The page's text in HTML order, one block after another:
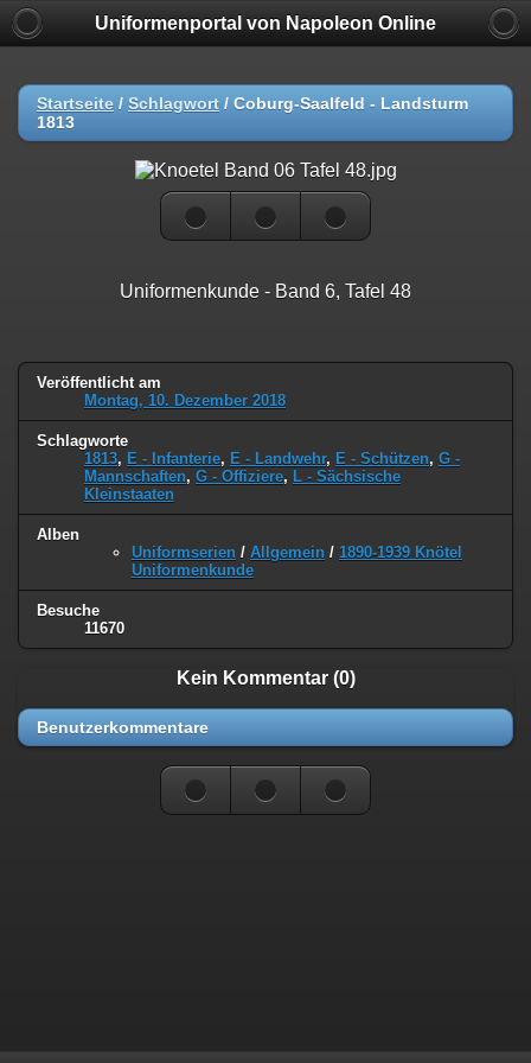
Uniformenportal von Napoleon Online
Startseite / Schlagwort / Coburg-Saalfeld - Landsturm
1813
Uniformenkunde - Band 6, Tafel 48
Veröffentlicht am
Montag, 10. Dezember 2018
Schlagworte
1813, E - Infanterie, E - Landwehr, E - Schützen, G -
Mannschaften, G - Offiziere, L - Sächsische
Kleinstaaten
Alben
Uniformserien / Allgemein / 1890-1939 Knötel
Uniformenkunde
Besuche
11670
Kein Kommentar (0)
Benutzerkommentare